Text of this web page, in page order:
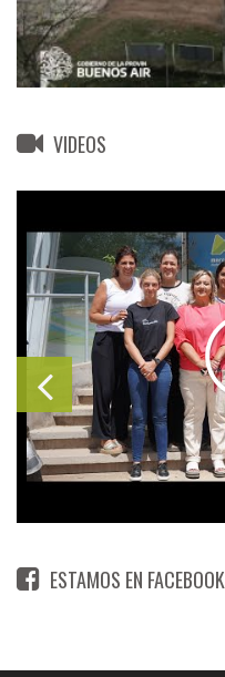
VIDEOS
ESTAMOS EN FACEBOOK